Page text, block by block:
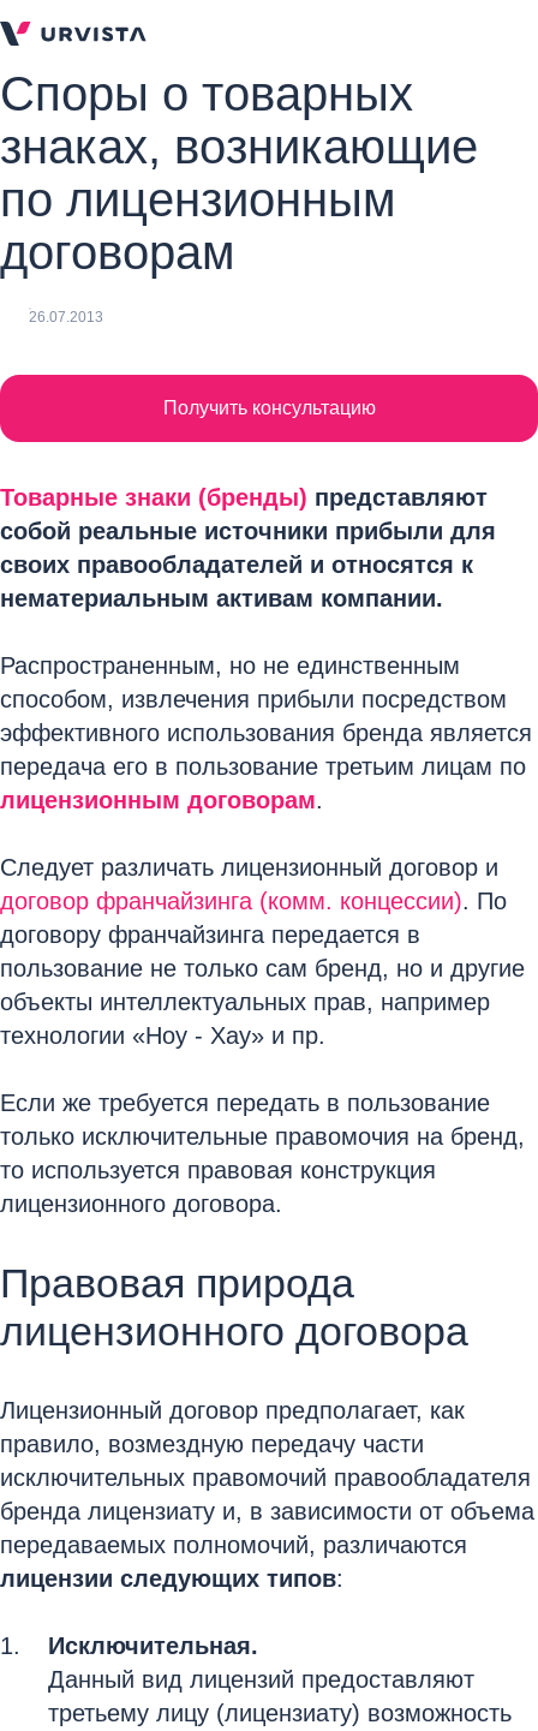
Споры о товарных
знаках, возникающие
по лицензионным
договорам
26.07.2013
Получить консультацию
Товарные знаки (бренды) представляют
собой реальные источники прибыли для
своих правообладателей и относятся к
нематериальным активам компании.
Распространенным, но не единственным
способом, извлечения прибыли посредством
эффективного использования бренда является
передача его в пользование третьим лицам по
лицензионным договорам.
Следует различать лицензионный договор и
договор франчайзинга (комм. концессии). По
договору франчайзинга передается в
пользование не только сам бренд, но и другие
объекты интеллектуальных прав, например
технологии «Ноу - Хау» и пр.
Если же требуется передать в пользование
только исключительные правомочия на бренд,
то используется правовая конструкция
лицензионного договора.
Правовая природа
лицензионного договора
Лицензионный договор предполагает, как
правило, возмездную передачу части
исключительных правомочий правообладателя
бренда лицензиату и, в зависимости от объема
передаваемых полномочий, различаются
лицензии следующих типов:
Исключительная.
Данный вид лицензий предоставляют
третьему лицу (лицензиату) возможность